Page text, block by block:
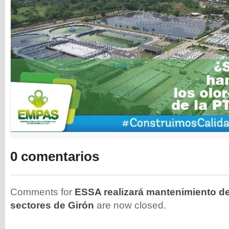
0 comentarios
Comments for ESSA realizará mantenimiento
sectores de Girón are now closed.